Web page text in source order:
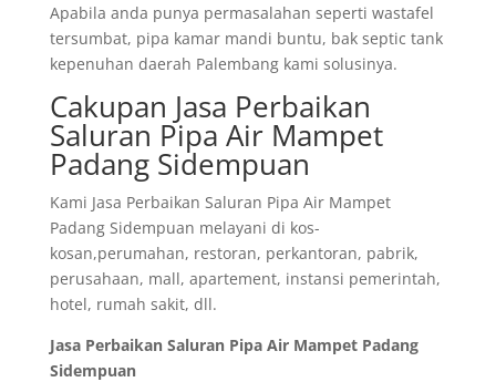
Apabila anda punya permasalahan seperti wastafel
tersumbat, pipa kamar mandi buntu, bak septic tank
kepenuhan daerah Palembang kami solusinya.
Cakupan Jasa Perbaikan
Saluran Pipa Air Mampet
Padang Sidempuan
Kami Jasa Perbaikan Saluran Pipa Air Mampet
Padang Sidempuan melayani di kos-
kosan,perumahan, restoran, perkantoran, pabrik,
perusahaan, mall, apartement, instansi pemerintah,
hotel, rumah sakit, dll.
Jasa Perbaikan Saluran Pipa Air Mampet Padang
Sidempuan